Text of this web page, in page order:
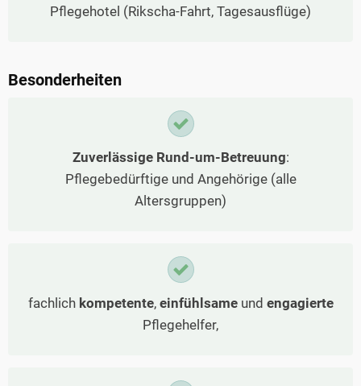
Pflegehotel (Rikscha-Fahrt, Tagesausflüge)
Besonderheiten
Zuverlässige Rund-um-Betreuung:
Pflegebedürftige und Angehörige (alle
Altersgruppen)
fachlich kompetente, einfühlsameund engagierte
Pflegehelfer,